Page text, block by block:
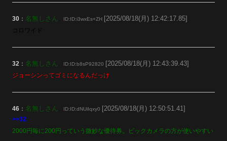
30 ： 名無しさん ID:ID:i3wxEs+ZH [2025/08/18(月) 12:42:17.85]
32 ： 名無しさん ID:ID:b8sP92820 [2025/08/18(月) 12:43:39.43]
ジョーシンってゴミになるんだっけ
46 ： 名無しさん ID:ID:dNUiIqxy0 [2025/08/18(月) 12:50:51.41]
>>32
2000円毎に200円っていう微妙な優待券。ビックカメラの方が使いやすい